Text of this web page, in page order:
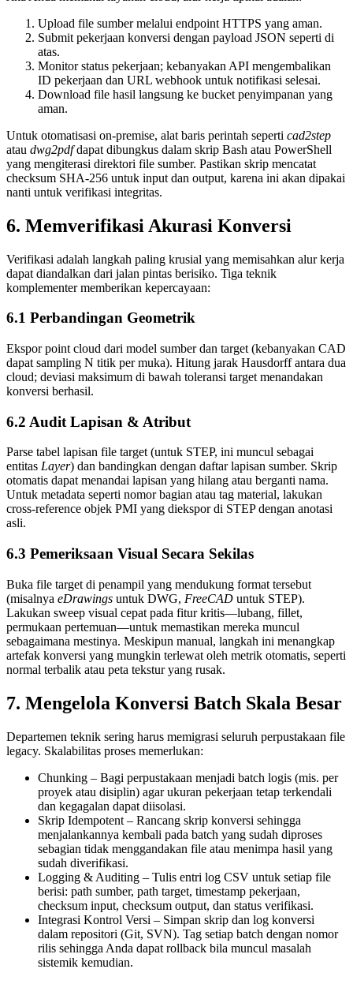
Upload file sumber melalui endpoint HTTPS yang aman.
Submit pekerjaan konversi dengan payload JSON seperti di
atas.
Monitorstatus pekerjaan; kebanyakan API mengembalikan
ID pekerjaan dan URL webhook untuk notifikasi selesai.
Download file hasil langsung ke bucket penyimpanan yang
aman.
Untuk otomatisasi on‑premise, alat baris perintah seperti cad2step
atau dwg2pdfdapat dibungkus dalam skrip Bash atau PowerShell
yang mengiterasi direktori file sumber. Pastikan skrip mencatat
checksum SHA‑256 untuk input dan output, karena ini akan dipakai
nanti untuk verifikasi integritas.
6. Memverifikasi Akurasi Konversi
Verifikasi adalah langkah paling krusial yang memisahkan alur kerja
dapat diandalkan dari jalan pintas berisiko. Tiga teknik
komplementer memberikan kepercayaan:
6.1 Perbandingan Geometrik
Ekspor point cloud dari model sumber dan target (kebanyakan CAD
dapat sampling N titik per muka). Hitung jarak Hausdorff antara dua
cloud; deviasi maksimum di bawah toleransi target menandakan
konversi berhasil.
6.2 Audit Lapisan & Atribut
Parse tabel lapisan file target (untuk STEP, ini muncul sebagai
entitas Layer) dan bandingkan dengan daftar lapisan sumber. Skrip
otomatis dapat menandai lapisan yang hilang atau berganti nama.
Untuk metadata seperti nomor bagian atau tag material, lakukan
cross‑reference objek PMI yang diekspor di STEP dengan anotasi
asli.
6.3 Pemeriksaan Visual Secara Sekilas
Buka file target di penampil yang mendukung format tersebut
(misalnya eDrawings untuk DWG, FreeCAD untuk STEP).
Lakukan sweep visual cepat pada fitur kritis—lubang, fillet,
permukaan pertemuan—untuk memastikan mereka muncul
sebagaimana mestinya. Meskipun manual, langkah ini menangkap
artefak konversi yang mungkin terlewat oleh metrik otomatis, seperti
normal terbalik atau peta tekstur yang rusak.
7. Mengelola Konversi Batch Skala Besar
Departemen teknik sering harus memigrasi seluruh perpustakaan file
legacy. Skalabilitas proses memerlukan:
Chunking – Bagi perpustakaan menjadi batch logis (mis. per
proyek atau disiplin) agar ukuran pekerjaan tetap terkendali
dan kegagalan dapat diisolasi.
Skrip Idempotent – Rancang skrip konversi sehingga
menjalankannya kembali pada batch yang sudah diproses
sebagian tidak menggandakan file atau menimpa hasil yang
sudah diverifikasi.
Logging & Auditing – Tulis entri log CSV untuk setiap file
berisi: path sumber, path target, timestamp pekerjaan,
checksum input, checksum output, dan status verifikasi.
Integrasi Kontrol Versi – Simpan skrip dan log konversi
dalam repositori (Git, SVN). Tag setiap batch dengan nomor
rilis sehingga Anda dapat rollback bila muncul masalah
sistemik kemudian.